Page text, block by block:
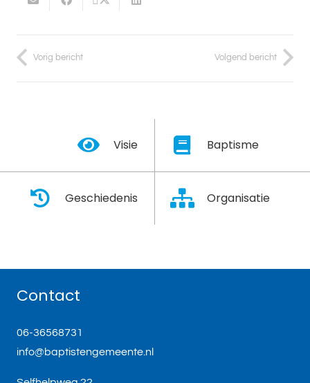
Vorig bericht Volgend bericht
Visie Baptisme
Geschiedenis Organisatie
Contact
06-36568731
info@baptistengemeente.nl